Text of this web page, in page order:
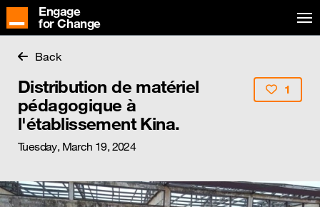
Engage
for Change
Back
Distribution de matériel
pédagogique à
l'établissement Kina.
Tuesday, March 19, 2024
1